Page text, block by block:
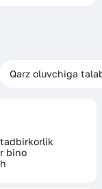
Qarz oluvchiga
bino